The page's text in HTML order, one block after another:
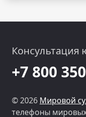
Консультация
+7 800
© 2026 Мировой
телефоны